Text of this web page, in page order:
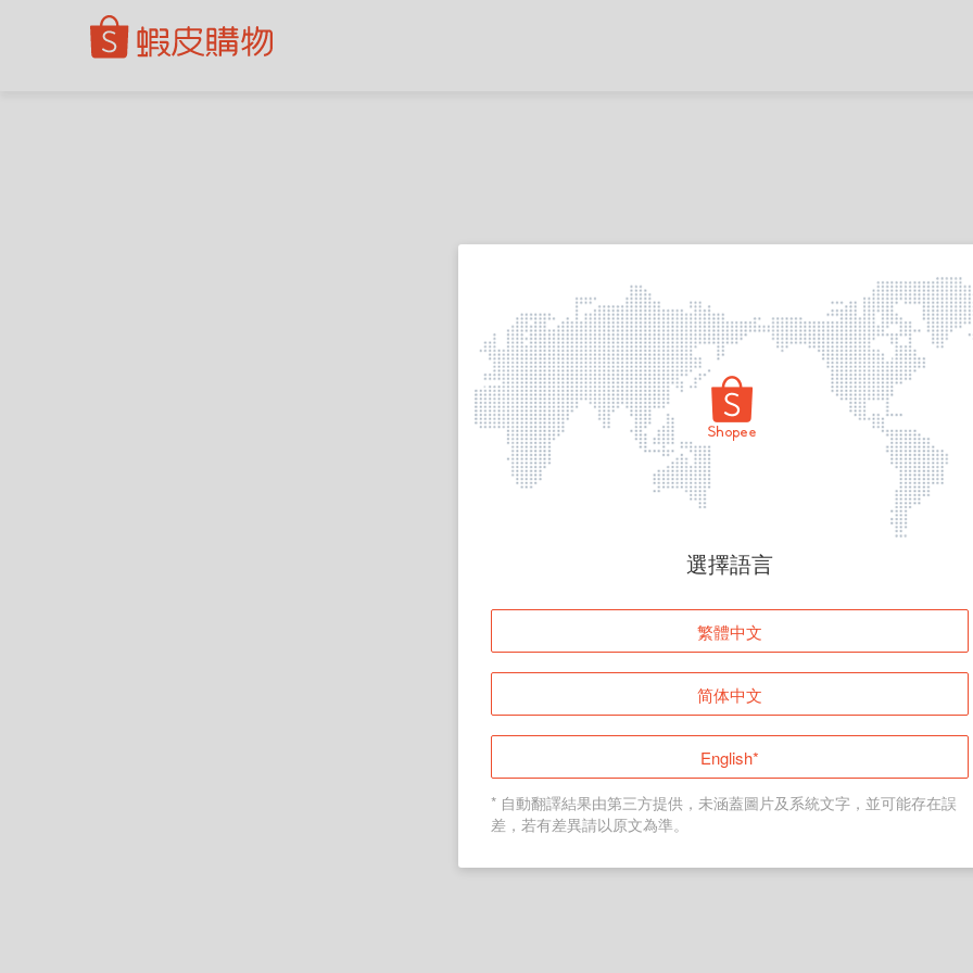
頁面無法顯示
登入
返回首頁
選擇語言
繁體中文
简体中文
English*
* 自動翻譯結果由第三方提供，未涵蓋圖片及系統文字，並可能存在誤
差，若有差異請以原文為準。